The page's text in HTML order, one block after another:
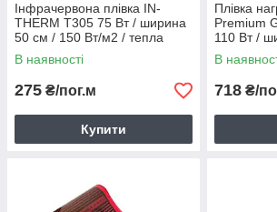
Інфрачервона плівка IN-
THERM Т305 75 Вт / ширина
50 см / 150 Вт/м2 / тепла
підлога під ламінат / 35°C
max
В наявності
275 ₴/пог.м
Купити
Плівка
Premium
110 Вт /
Вт/м² /
В
718 ₴/